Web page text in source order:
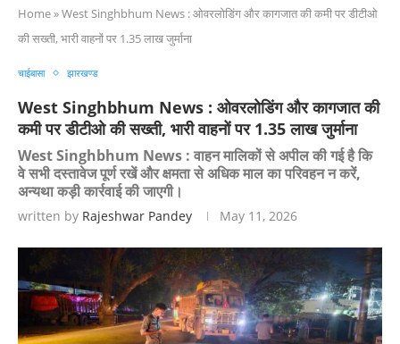
Home»West Singhbhum News : ओवरलोडिंग और कागजात की कमी पर डीटीओ
की सख्ती, भारी वाहनों पर 1.35 लाख जुर्माना
चाईबासा झारखण्ड
West Singhbhum News : ओवरलोडिंग और कागजात की
कमी पर डीटीओ की सख्ती, भारी वाहनों पर 1.35 लाख जुर्माना
West Singhbhum News : वाहन मालिकों से अपील की गई है कि
वे सभी दस्तावेज पूर्ण रखें और क्षमता से अधिक माल का परिवहन न करें,
अन्यथा कड़ी कार्रवाई की जाएगी।
written by Rajeshwar Pandey May 11, 2026